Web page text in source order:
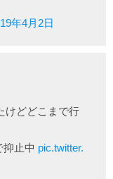
年4月2日
けどどこまで行
抑止中 pic.twitter.